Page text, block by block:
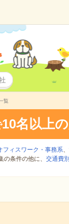
覧
10名以上
フィスワーク・事務系、
条件の他に、 交通費